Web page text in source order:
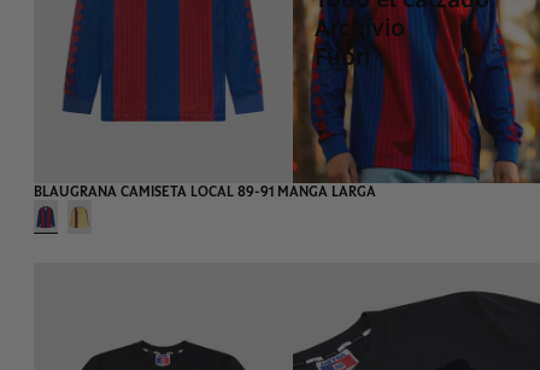
Archivio
Fuori
GAMA RETRO
BLAUGRANA CAMISETA LOCAL 89-91 MANGA LARGA